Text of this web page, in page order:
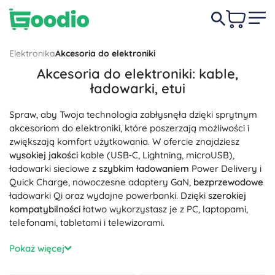
ElektronikaAkcesoria do elektroniki
Akcesoria do elektroniki: kable,
ładowarki, etui
Spraw, aby Twoja technologia zabłysnęła dzięki sprytnym
akcesoriom do elektroniki, które poszerzają możliwości i
zwiększają komfort użytkowania. W ofercie znajdziesz
wysokiej jakości kable (USB‑C, Lightning, microUSB),
ładowarki sieciowe z szybkim ładowaniem Power Delivery i
Quick Charge, nowoczesne adaptery GaN, bezprzewodowe
ładowarki Qi oraz wydajne powerbanki. Dzięki szerokiej
kompatybilności łatwo wykorzystasz je z PC, laptopami,
telefonami, tabletami i telewizorami.
Dla czystego obrazu i dźwięku sięgnij po kable i
przejściówki: HDMI 2.1, DisplayPort 1.4, USB, Ethernet RJ45,
Pokaż więcej